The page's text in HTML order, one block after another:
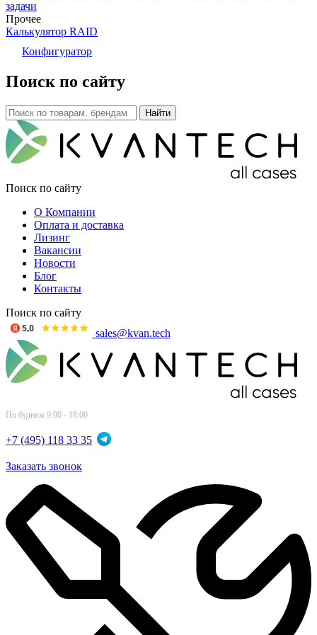
задачи
Прочее
Калькулятор RAID
Конфигуратор
Поиск по сайту
Поиск по сайту
О Компании
Оплата и доставка
Лизинг
Вакансии
Новости
Блог
Контакты
Поиск по сайту
sales@kvan.tech
По будням 9:00 - 18:00
+7 (495) 118 33 35
Заказать звонок